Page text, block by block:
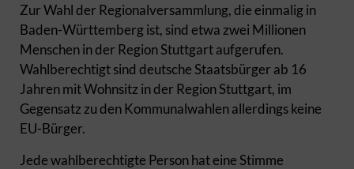
Zur Wahl der Regionalversammlung, die einmalig in
Baden-Württemberg ist, sind etwa zwei Millionen
Menschen in der Region Stuttgart aufgerufen.
Wahlberechtigt sind deutsche Staatsbürger ab 16
Jahren mit Wohnsitz in der Region Stuttgart, im
Gegensatz zu den Kommunalwahlen allerdings keine
EU-Bürger.
Jede wahlberechtigte Person hat eine Stimme